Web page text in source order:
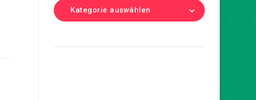
Kategorie auswählen